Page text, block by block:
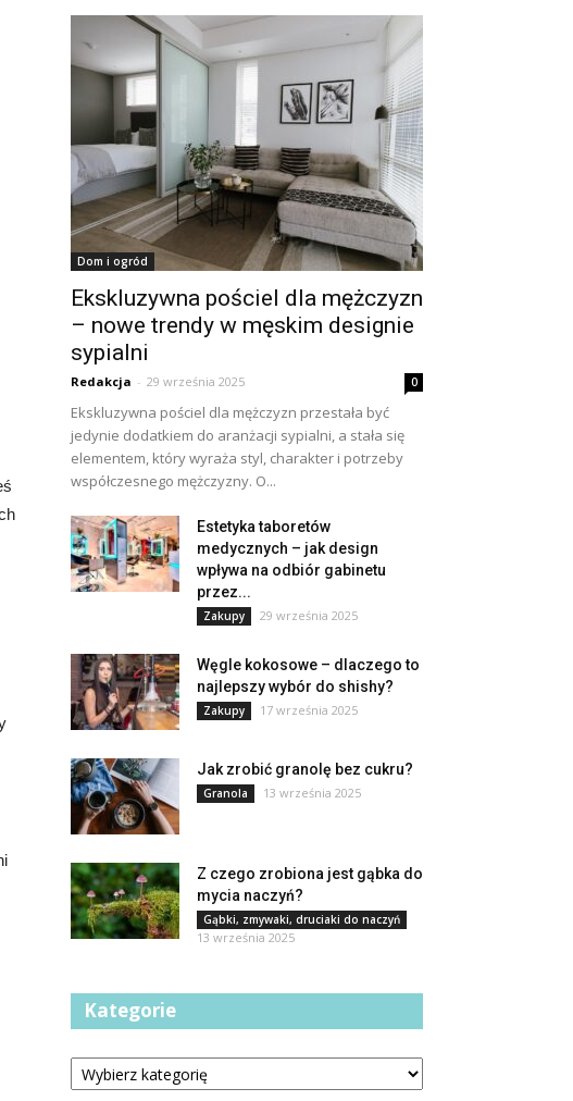
Dom i ogród
Ekskluzywna pościel dla mężczyzn
– nowe trendy w męskim designie
sypialni
Redakcja - 29 września 2025 0
Ekskluzywna pościel dla mężczyzn przestała być
jedynie dodatkiem do aranżacji sypialni, a stała się
elementem, który wyraża styl, charakter i potrzeby
współczesnego mężczyzny. O...
Estetyka taboretów
medycznych – jak design
wpływa na odbiór gabinetu
przez...
Zakupy 29 września 2025
Węgle kokosowe – dlaczego to
najlepszy wybór do shishy?
Zakupy 17 września 2025
Jak zrobić granolę bez cukru?
Granola 13 września 2025
Z czego zrobiona jest gąbka do
mycia naczyń?
Gąbki, zmywaki, druciaki do naczyń
13 września 2025
Kategorie
Kategorie